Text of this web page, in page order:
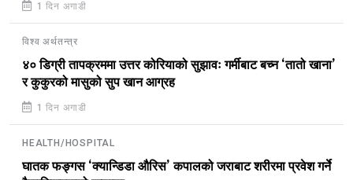
1 दिन अगाडी
विश्व अर्थतन्त्र
४० डिग्री तापक्रममा उत्तर कोरियाको सुझावः गर्मीबाट बच्न ‘तातो खाना’
र कुकुरको मासुको सुप खान आग्रह
1 दिन अगाडी
HEALTH/HOSPITAL
घातक फङ्गस ‘क्यान्डिडा औरिस’ कपालको जराबाट शरीरमा प्रवेश गर्ने